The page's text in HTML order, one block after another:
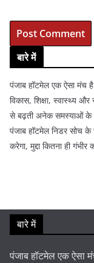
बारे में
पंजाब हॉटमेल एक ऐसा मंच
विकास, शिक्षा, स्वास्थ्य
से बढ़ती अनेक समस्याओं के
पंजाब हॉटमेल निडर सोच के
करेगा, मुद्दा कितना ही
बारे में
पंजाब हॉटमेल एक ऐसा